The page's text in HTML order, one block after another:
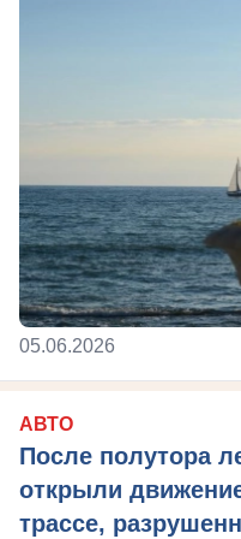
05.06.2026
АВТО
После полутора
открыли
трассе,